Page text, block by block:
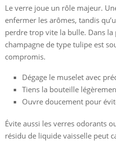
Le verre joue un rôle majeur.
enfermer les arômes, tandis
perdre trop vite la bulle. Dans
champagne de type tulipe est
compromis.
Dégage le muselet avec
Tiens la bouteille
Ouvre doucement pour
Évite aussi les verres odorants
résidu de liquide vaisselle peut